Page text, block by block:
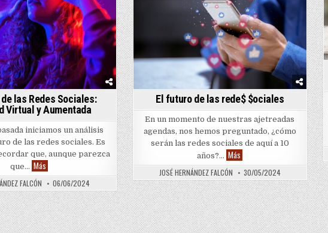
aumentada
las Redes Sociales:
Virtual y Aumentada
iniciamos un análisis
de las redes sociales. Es
que, aunque parezca
que… Más El Futuro de las Redes Sociales: Realidad Virtual y Aumentada
FALCÓN 06/06/2024
El futuro de las rede$ $ociales
En un momento de nuestras ajetreadas
agendas, nos hemos preguntado, ¿cómo
serán las redes sociales de aquí a 10
años?… Más El futuro de las rede$ $ociales
JOSÉ HERNÁNDEZ FALCÓN 30/05/2024